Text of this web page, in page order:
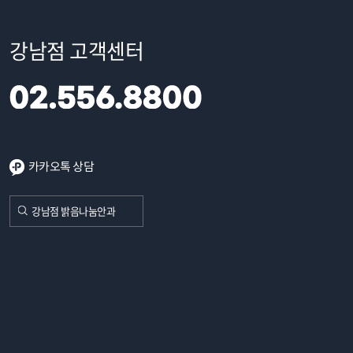
강남점 고객센터
카카오톡 상담
강남점 밝음나눔안과